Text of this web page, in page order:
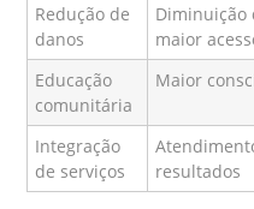
Redução de
danos
Diminuição
maior
Educação
comunitária
Maior
Integração
de serviços
resultados